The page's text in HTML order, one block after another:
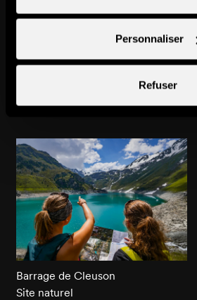
Personnaliser
Refuser
Place de jeux de Tracouet
Pourrait aussi vous
Barrage de Cleuson
Site naturel